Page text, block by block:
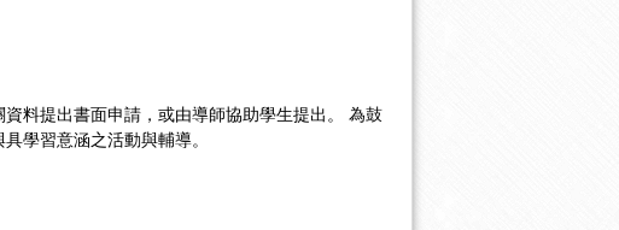
料提出書面申請，或由導師協助學生提出。 為鼓
學習意涵之活動與輔導。